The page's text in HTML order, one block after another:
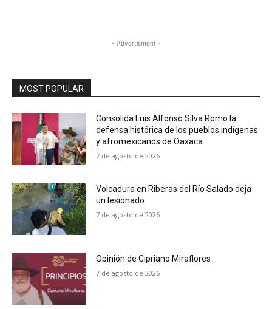
- Advertisment -
MOST POPULAR
Consolida Luis Alfonso Silva Romo la
defensa histórica de los pueblos indígenas
y afromexicanos de Oaxaca
7 de agosto de 2026
Volcadura en Riberas del Río Salado deja
un lesionado
7 de agosto de 2026
Opinión de Cipriano Miraflores
7 de agosto de 2026